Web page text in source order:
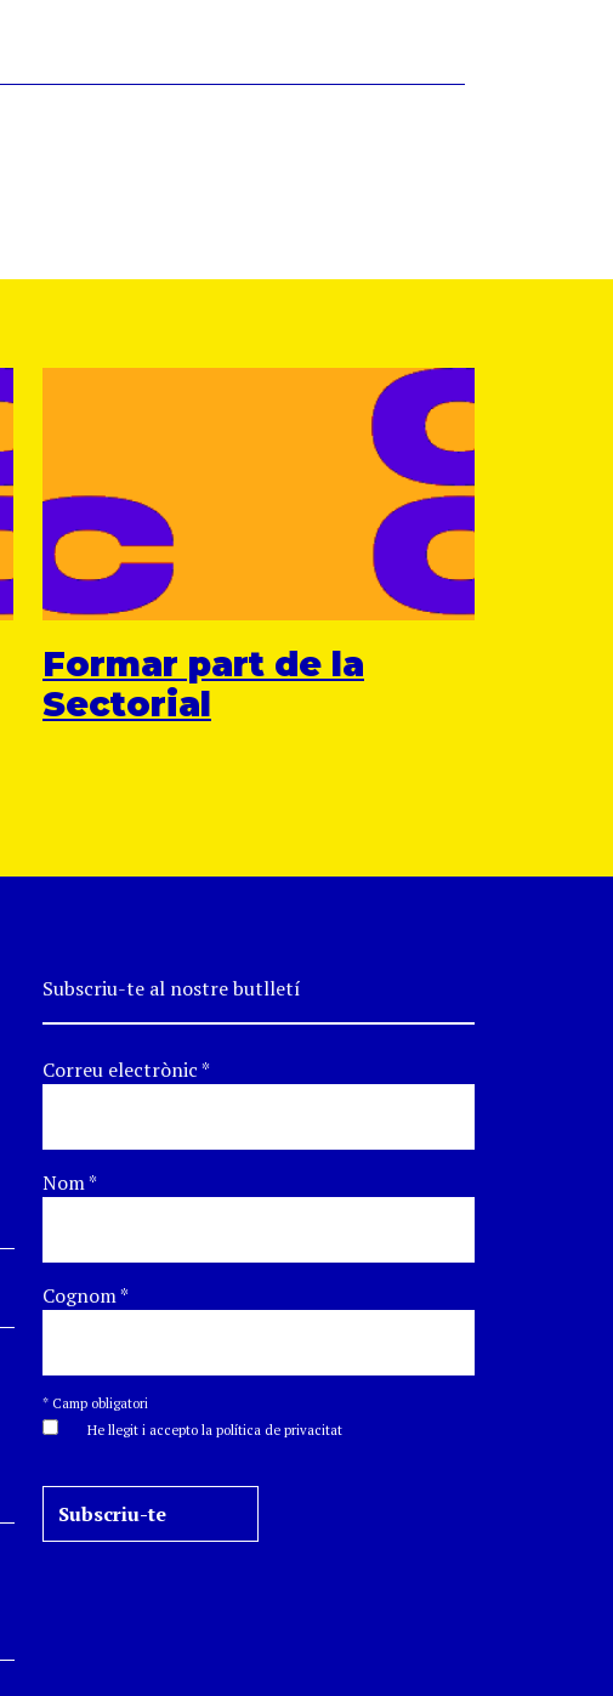
Formar part de la
Sectorial
Subscriu-te al nostre butlletí
Correu electrònic*
Nom*
Cognom*
* Camp obligatori
He llegit i accepto la política de privacitat